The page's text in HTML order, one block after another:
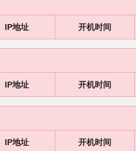
IP地址 开机时间
IP地址 开机时间
IP地址 开机时间